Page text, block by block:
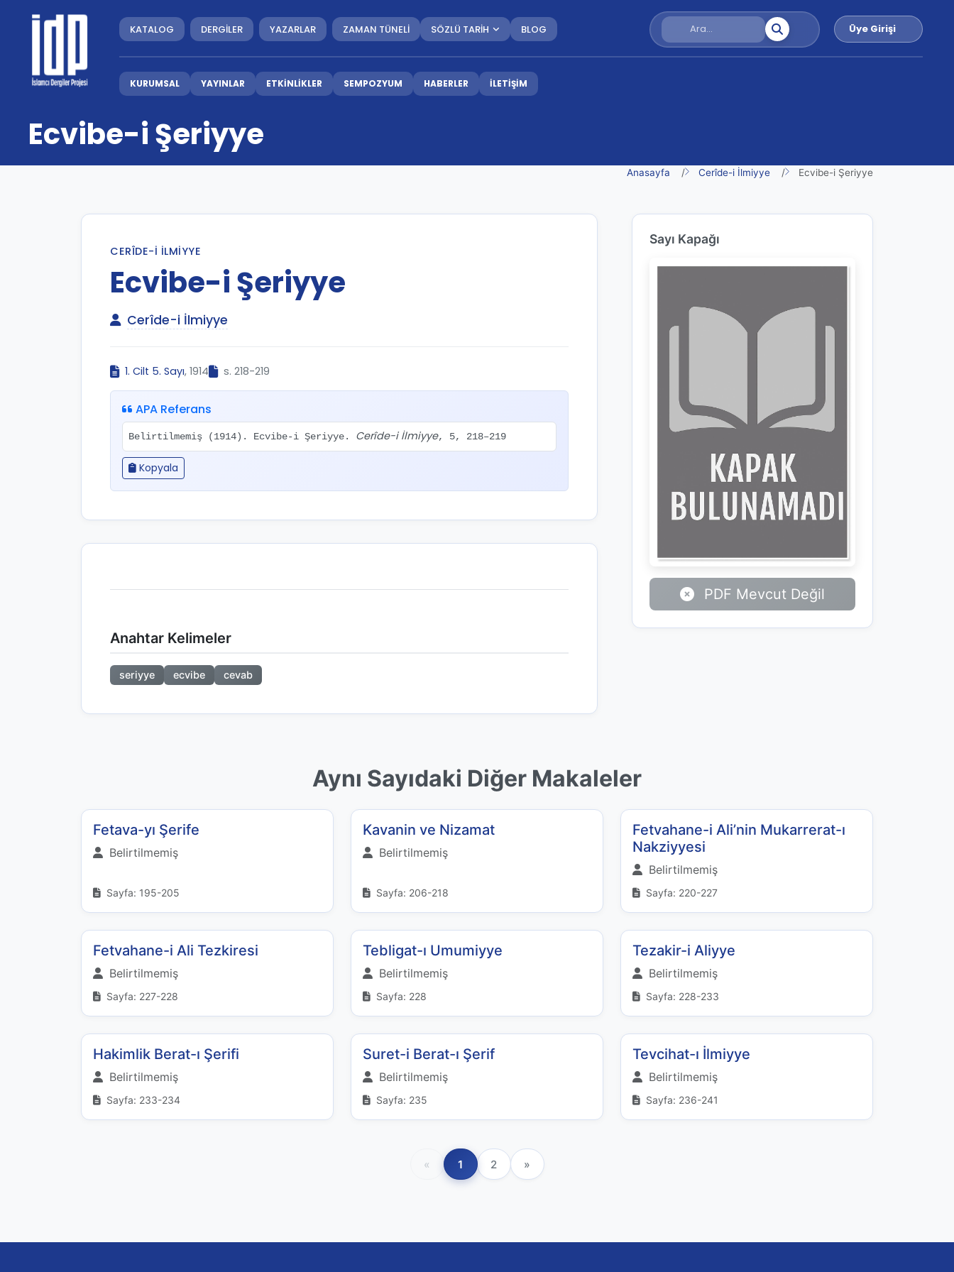
KATALOG DERGİLER YAZARLAR ZAMAN TÜNELİ SÖZLÜ TARİH BLOG Üye Girişi
KURUMSAL YAYINLAR ETKİNLİKLER SEMPOZYUM HABERLER İLETİŞİM
Ecvibe-i Şeriyye
Anasayfa Cerîde-i İlmiyye Ecvibe-i Şeriyye
CERÎDE-I İLMIYYE
Ecvibe-i Şeriyye
Cerîde-i İlmiyye
1. Cilt 5. Sayı, 1914 s. 218-219
APA Referans
Belirtilmemiş (1914). Ecvibe-i Şeriyye. Cerîde-i İlmiyye, 5, 218–219
Kopyala
Anahtar Kelimeler
seriyye ecvibe cevab
Sayı Kapağı
PDF Mevcut Değil
Aynı Sayıdaki Diğer Makaleler
Fetava-yı Şerife
Belirtilmemiş
Sayfa: 195-205
Kavanin ve Nizamat
Belirtilmemiş
Sayfa: 206-218
Fetvahane-i Ali’nin Mukarrerat-ı
Nakziyyesi
Belirtilmemiş
Sayfa: 220-227
Fetvahane-i Ali Tezkiresi
Belirtilmemiş
Sayfa: 227-228
Tebligat-ı Umumiyye
Belirtilmemiş
Sayfa: 228
Tezakir-i Aliyye
Belirtilmemiş
Sayfa: 228-233
Hakimlik Berat-ı Şerifi
Belirtilmemiş
Sayfa: 233-234
Suret-i Berat-ı Şerif
Belirtilmemiş
Sayfa: 235
Tevcihat-ı İlmiyye
Belirtilmemiş
Sayfa: 236-241
« 1 2 »